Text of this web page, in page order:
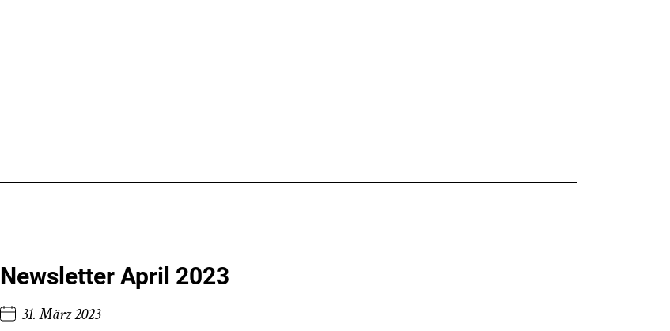
Newsletter April 2023
31. März 2023